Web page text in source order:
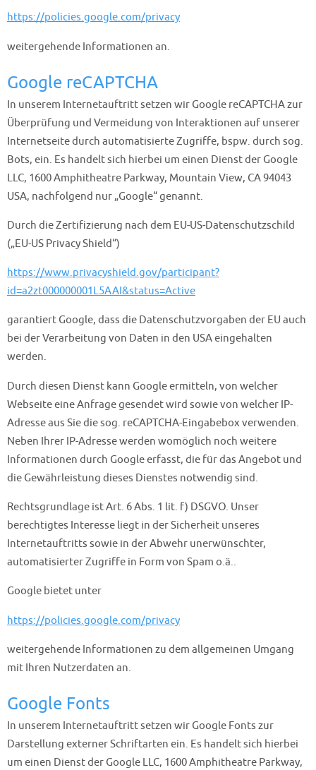
https://policies.google.com/privacy
weitergehende Informationen an.
Google reCAPTCHA
In unserem Internetauftritt setzen wir Google reCAPTCHA zur
Überprüfung und Vermeidung von Interaktionen auf unserer
Internetseite durch automatisierte Zugriffe, bspw. durch sog.
Bots, ein. Es handelt sich hierbei um einen Dienst der Google
LLC, 1600 Amphitheatre Parkway, Mountain View, CA 94043
USA, nachfolgend nur „Google“ genannt.
Durch die Zertifizierung nach dem EU-US-Datenschutzschild
(„EU-US Privacy Shield“)
https://www.privacyshield.gov/participant?
id=a2zt000000001L5AAI&status=Active
garantiert Google, dass die Datenschutzvorgaben der EU auch
bei der Verarbeitung von Daten in den USA eingehalten
werden.
Durch diesen Dienst kann Google ermitteln, von welcher
Webseite eine Anfrage gesendet wird sowie von welcher IP-
Adresse aus Sie die sog. reCAPTCHA-Eingabebox verwenden.
Neben Ihrer IP-Adresse werden womöglich noch weitere
Informationen durch Google erfasst, die für das Angebot und
die Gewährleistung dieses Dienstes notwendig sind.
Rechtsgrundlage ist Art. 6 Abs. 1 lit. f) DSGVO. Unser
berechtigtes Interesse liegt in der Sicherheit unseres
Internetauftritts sowie in der Abwehr unerwünschter,
automatisierter Zugriffe in Form von Spam o.ä..
Google bietet unter
https://policies.google.com/privacy
weitergehende Informationen zu dem allgemeinen Umgang
mit Ihren Nutzerdaten an.
Google Fonts
In unserem Internetauftritt setzen wir Google Fonts zur
Darstellung externer Schriftarten ein. Es handelt sich hierbei
um einen Dienst der Google LLC, 1600 Amphitheatre Parkway,